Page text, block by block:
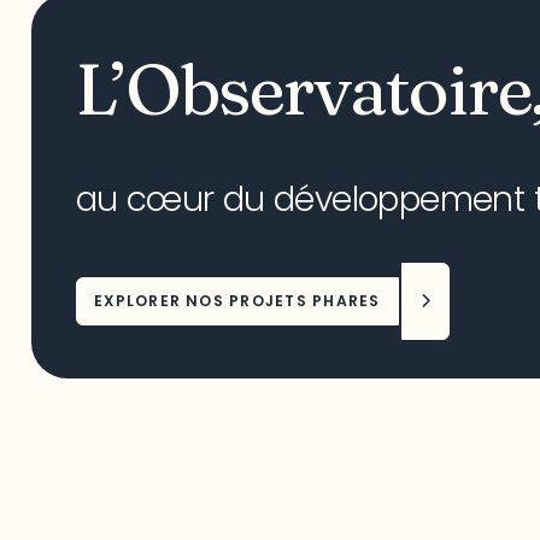
au cœur du développement
EXPLORER NOS PROJETS PHARES